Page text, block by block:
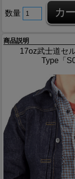
数量
商品説明
17oz武士道セ
Type「